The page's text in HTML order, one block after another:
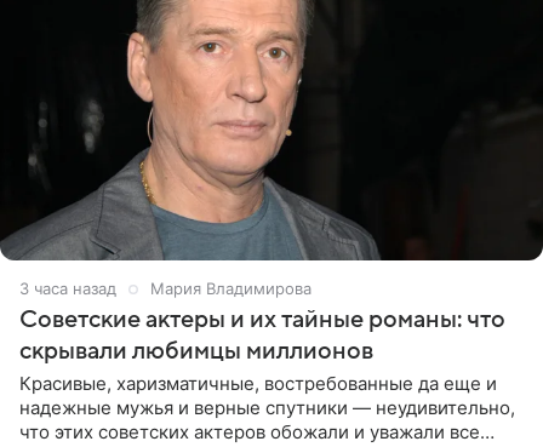
3 часа назад Мария Владимирова
Советские актеры и их тайные романы: что
скрывали любимцы миллионов
Красивые, харизматичные, востребованные да еще и
надежные мужья и верные спутники — неудивительно,
что этих советских актеров обожали и уважали все